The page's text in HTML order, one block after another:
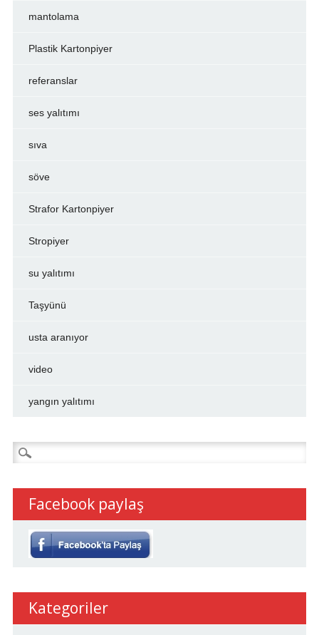
mantolama
Plastik Kartonpiyer
referanslar
ses yalıtımı
sıva
söve
Strafor Kartonpiyer
Stropiyer
su yalıtımı
Taşyünü
usta aranıyor
video
yangın yalıtımı
Arama:
Facebook paylaş
Kategoriler